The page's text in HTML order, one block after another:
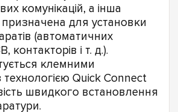
комунікацій, а інша
для установки
(автоматичних
контакторів і т. д.).
клемними
Quick Connect
швидкого встановлення